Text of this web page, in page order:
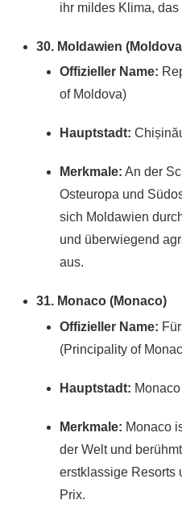
ihr mildes Klima,
30. Moldawien
Offizieller Name:
of Moldova)
Hauptstadt:
Merkmale: An der
Osteuropa und
sich Moldawien
und überwiegend
aus.
31. Monaco (Monaco)
Offizieller Name:
(Principality of
Hauptstadt:
Merkmale: Monaco
der Welt und
erstklassige Resorts
Prix.